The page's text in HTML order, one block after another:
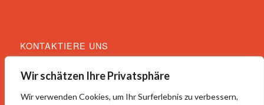
Wir schätzen Ihre Privatsphäre
Wir verwenden Cookies, um Ihr Surferlebnis zu verbessern,
KONTAKTIERE UNS
59469 Ense
Tel.: 02938 /64383